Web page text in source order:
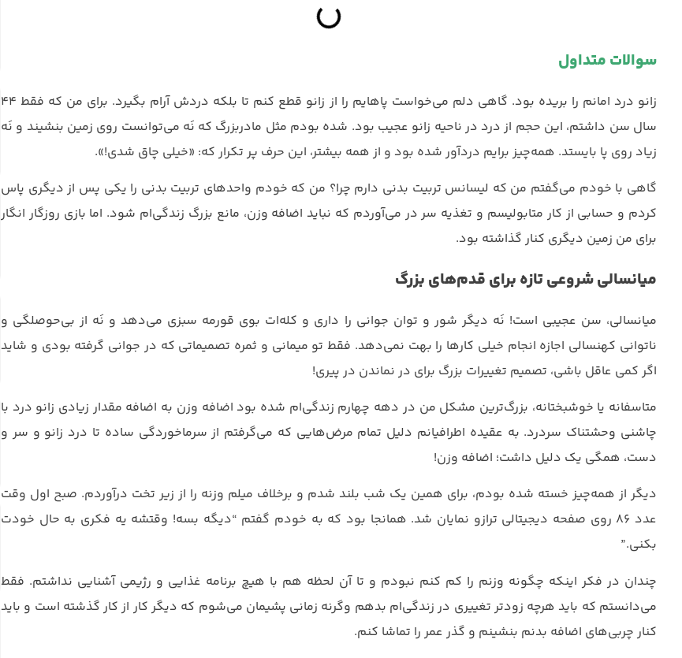
سوالات متداول
زانو درد امانم را بریده بود. گاهی دلم می‌خواست پاهایم را از زانو قطع کنم تا بلکه دردش آرام بگیرد. برای من که فقط ۴۴
سال سن داشتم، این حجم از درد در ناحیه زانو عجیب بود. شده بودم مثل مادربزرگ که نَه می‌توانست روی زمین بنشیند و نَه
زیاد روی پا بایستد. همه‌چیز برایم دردآور شده بود و از همه بیشتر، این حرف پر تکرار که: «خیلی چاق شدی!».
گاهی با خودم می‌گفتم من که لیسانس تربیت بدنی دارم چرا؟ من که خودم واحدهای تربیت بدنی را یکی پس از دیگری پاس
کردم و حسابی از کار متابولیسم و تغذیه سر در می‌آوردم که نباید اضافه وزن، مانع بزرگ زندگی‌ام شود. اما بازی روزگار انگار
برای من زمین دیگری کنار گذاشته بود.
میانسالی شروعی تازه برای قدم‌های بزرگ
میانسالی، سن عجیبی است! نَه دیگر شور و توان جوانی را داری و کله‌ات بوی قورمه سبزی می‌دهد و نَه از بی‌حوصلگی و
ناتوانی کهنسالی اجازه انجام خیلی کارها را بهت نمی‌دهد. فقط تو میمانی و ثمره تصمیماتی که در جوانی گرفته بودی و شاید
اگر کمی عاقل باشی، تصمیم تغییرات بزرگ برای در نماندن در پیری!
متاسفانه یا خوشبختانه، بزرگ‌ترین مشکل من در دهه چهارم زندگی‌ام شده بود اضافه وزن به‌ اضافه مقدار زیادی زانو درد با
چاشنی وحشتناک سردرد. به عقیده اطرافیانم دلیل تمام مرض‌هایی که می‌گرفتم از سرماخوردگی ساده تا درد زانو و سر و
دست، همگی یک دلیل داشت؛ اضافه وزن!
دیگر از همه‌چیز خسته شده بودم، برای همین یک شب بلند شدم و برخلاف میلم وزنه را از زیر تخت درآوردم. صبح اول وقت
عدد ۸۶ روی صفحه دیجیتالی ترازو نمایان شد. همانجا بود که به خودم گفتم “دیگه بسه! وقتشه یه فکری به حال خودت
بکنی.”
چندان در فکر اینکه چگونه وزنم را کم کنم نبودم و تا آن لحظه هم با هیچ برنامه غذایی و رژیمی آشنایی نداشتم. فقط
می‌دانستم که باید هرچه زودتر تغییری در زندگی‌ام بدهم وگرنه زمانی پشیمان می‌شوم که دیگر کار از کار گذشته است و باید
کنار چربی‌های اضافه بدنم بنشینم و گذر عمر را تماشا کنم.